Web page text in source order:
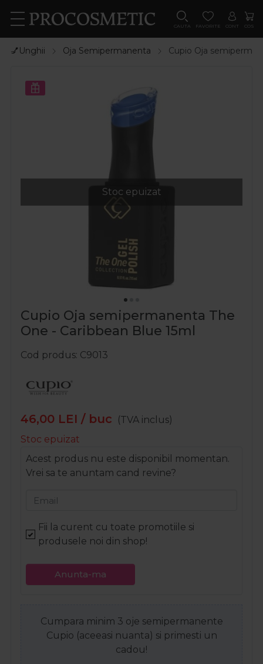
CAUTA FAVORITE CONT COS
💅Unghii Oja Semipermanenta Cupio Oja
Stoc epuizat
Cupio Oja semipermanenta The
One - Caribbean Blue 15ml
Cod produs C9013
46,00 LEI / buc
(TVA inclus)
Stoc epuizat
Acest produs nu este disponibil momentan.
Vrei sa te anuntam cand revine?
Email
Fii la curent cu toate promotiile si
produsele noi din shop!
Anunta-ma
Cumpara minim 3 oje semipermanente
Cupio (aceeasi nuanta) si primesti un
cadou!